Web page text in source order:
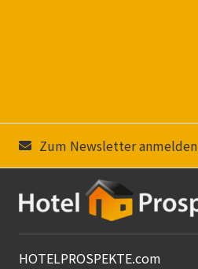
Zum Newsletter anmelden
HOTELPROSPEKTE.com